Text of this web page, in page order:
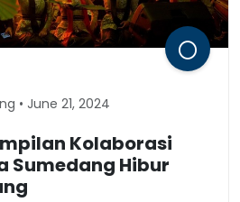
• June 21, 2024
Kolaborasi
Sumedang Hibur